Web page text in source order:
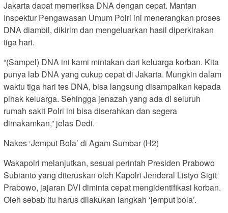
Jakarta dapat memeriksa DNA dengan cepat. Mantan
Inspektur Pengawasan Umum Polri ini menerangkan proses
DNA diambil, dikirim dan mengeluarkan hasil diperkirakan
tiga hari.
“(Sampel) DNA ini kami mintakan dari keluarga korban. Kita
punya lab DNA yang cukup cepat di Jakarta. Mungkin dalam
waktu tiga hari tes DNA, bisa langsung disampaikan kepada
pihak keluarga. Sehingga jenazah yang ada di seluruh
rumah sakit Polri ini bisa diserahkan dan segera
dimakamkan,” jelas Dedi.
Nakes ‘Jemput Bola’ di Agam Sumbar (H2)
Wakapolri melanjutkan, sesuai perintah Presiden Prabowo
Subianto yang diteruskan oleh Kapolri Jenderal Listyo Sigit
Prabowo, jajaran DVI diminta cepat mengidentifikasi korban.
Oleh sebab itu harus dilakukan langkah ‘jemput bola’.